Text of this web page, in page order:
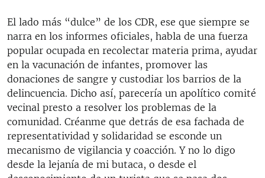
El lado más “dulce” de los CDR, ese que siempre se
narra en los informes oficiales, habla de una fuerza
popular ocupada en recolectar materia prima, ayudar
en la vacunación de infantes, promover las
donaciones de sangre y custodiar los barrios de la
delincuencia. Dicho así, parecería un apolítico comité
vecinal presto a resolver los problemas de la
comunidad. Créanme que detrás de esa fachada de
representatividad y solidaridad se esconde un
mecanismo de vigilancia y coacción. Y no lo digo
desde la lejanía de mi butaca, o desde el